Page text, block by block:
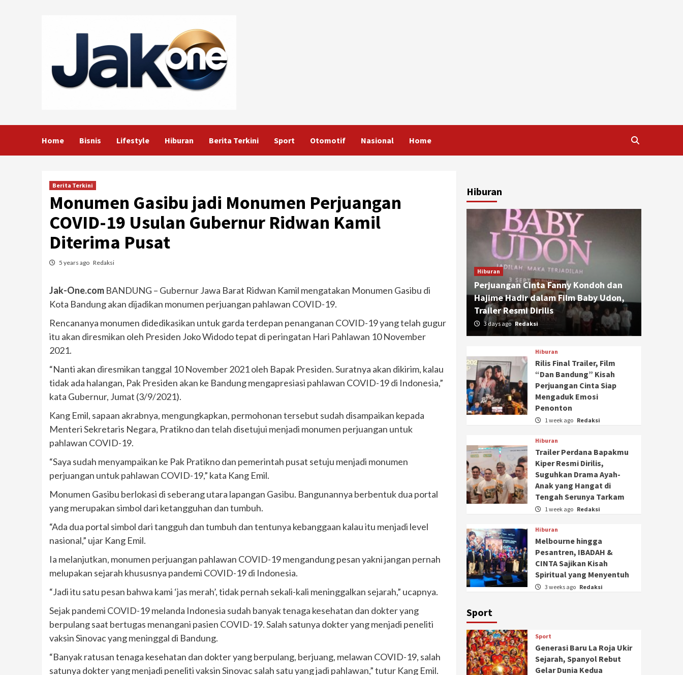
Home Bisnis Lifestyle Hiburan Berita Terkini Sport Otomotif Nasional Home
Berita Terkini
Monumen Gasibu jadi Monumen Perjuangan
COVID-19 Usulan Gubernur Ridwan Kamil
Diterima Pusat
5 years ago Redaksi
Jak-One.com BANDUNG – Gubernur Jawa Barat Ridwan Kamil mengatakan Monumen Gasibu di
Kota Bandung akan dijadikan monumen perjuangan pahlawan COVID-19.
Rencananya monumen didedikasikan untuk garda terdepan penanganan COVID-19 yang telah gugur
itu akan diresmikan oleh Presiden Joko Widodo tepat di peringatan Hari Pahlawan 10 November
2021.
“Nanti akan diresmikan tanggal 10 November 2021 oleh Bapak Presiden. Suratnya akan dikirim, kalau
tidak ada halangan, Pak Presiden akan ke Bandung mengapresiasi pahlawan COVID-19 di Indonesia,”
kata Gubernur, Jumat (3/9/2021).
Kang Emil, sapaan akrabnya, mengungkapkan, permohonan tersebut sudah disampaikan kepada
Menteri Sekretaris Negara, Pratikno dan telah disetujui menjadi monumen perjuangan untuk
pahlawan COVID-19.
“Saya sudah menyampaikan ke Pak Pratikno dan pemerintah pusat setuju menjadi monumen
perjuangan untuk pahlawan COVID-19,” kata Kang Emil.
Monumen Gasibu berlokasi di seberang utara lapangan Gasibu. Bangunannya berbentuk dua portal
yang merupakan simbol dari ketangguhan dan tumbuh.
“Ada dua portal simbol dari tangguh dan tumbuh dan tentunya kebanggaan kalau itu menjadi level
nasional,” ujar Kang Emil.
Ia melanjutkan, monumen perjuangan pahlawan COVID-19 mengandung pesan yakni jangan pernah
melupakan sejarah khususnya pandemi COVID-19 di Indonesia.
“Jadi itu satu pesan bahwa kami ‘jas merah’, tidak pernah sekali-kali meninggalkan sejarah,” ucapnya.
Sejak pandemi COVID-19 melanda Indonesia sudah banyak tenaga kesehatan dan dokter yang
berpulang saat bertugas menangani pasien COVID-19. Salah satunya dokter yang menjadi peneliti
vaksin Sinovac yang meninggal di Bandung.
“Banyak ratusan tenaga kesehatan dan dokter yang berpulang, berjuang, melawan COVID-19, salah
satunya dokter yang menjadi peneliti vaksin Sinovac salah satu yang jadi pahlawan,” tutur Kang Emil.
Hiburan
Hiburan
Perjuangan Cinta Fanny Kondoh dan
Hajime Hadir dalam Film Baby Udon,
Trailer Resmi Dirilis
3 days ago Redaksi
Hiburan
Rilis Final Trailer, Film
“Dan Bandung” Kisah
Perjuangan Cinta Siap
Mengaduk Emosi
Penonton
1 week ago Redaksi
Hiburan
Trailer Perdana Bapakmu
Kiper Resmi Dirilis,
Suguhkan Drama Ayah-
Anak yang Hangat di
Tengah Serunya Tarkam
1 week ago Redaksi
Hiburan
Melbourne hingga
Pesantren, IBADAH &
CINTA Sajikan Kisah
Spiritual yang Menyentuh
3 weeks ago Redaksi
Sport
Sport
Generasi Baru La Roja Ukir
Sejarah, Spanyol Rebut
Gelar Dunia Kedua